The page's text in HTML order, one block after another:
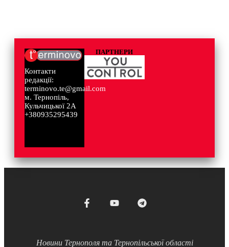
Контакти
редакції:
terminovo.te@gmail.com
м. Тернопіль,
Кульчицької 2А
+380935295439
ПАРТНЕРИ
Новини Тернополя та Тернопільської області